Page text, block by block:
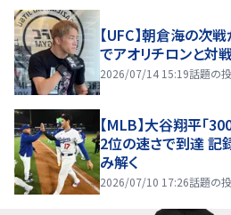
【UFC】朝倉海の
でアオリチロンと対
2026/07/14 15:19話題の
【MLB】大谷翔平「
2位の速さで到達 記
み解く
2026/07/10 17:26話題の